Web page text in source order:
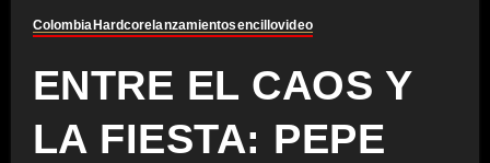
ColombiaHardcorelanzamientosencillovideo
ENTRE EL CAOS Y
LA FIESTA: PEPE